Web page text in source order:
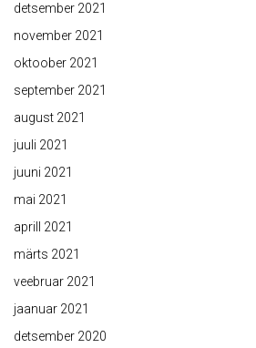
detsember 2021
november 2021
oktoober 2021
september 2021
august 2021
juuli 2021
juuni 2021
mai 2021
aprill 2021
märts 2021
veebruar 2021
jaanuar 2021
detsember 2020